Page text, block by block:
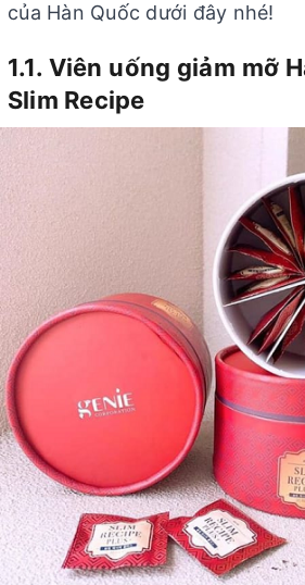
của Hàn Quốc dưới đây nhé!
1.1. Viên uống giảm mỡ
Slim Recipe